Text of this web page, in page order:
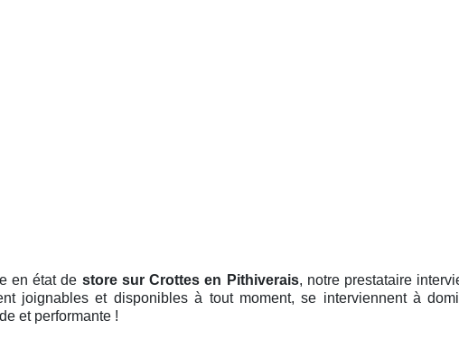
en état de store sur Crottes en Pithiverais, notre prestataire
joignables et disponibles à tout moment, se interviennent à
et performante !